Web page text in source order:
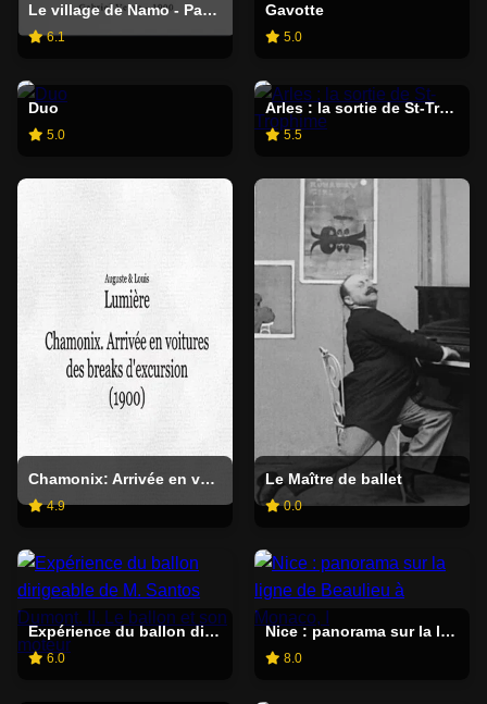
Le village de Namo - Panorama pris d'une chaise à porteurs
6.1
Gavotte
5.0
Duo
5.0
Arles : la sortie de St-Trophime
5.5
Chamonix: Arrivée en voitures des breaks d'excursion
4.9
Le Maître de ballet
0.0
Expérience du ballon dirigeable de M. Santos Dumont. II. Le ballon et son moteur
6.0
Nice : panorama sur la ligne de Beaulieu à Monaco, I
8.0